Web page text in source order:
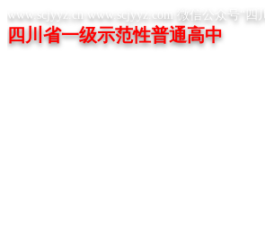
www.scjyyz.cn www.scjyyz.com 微信公众号“四
四川省一级示范性普通高中